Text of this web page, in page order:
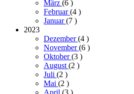
März (6 )
Februar(4 )
Januar(7 )
2023
Dezember(4 )
November(6 )
Oktober(3 )
August(2 )
Juli (2 )
Mai (2 )